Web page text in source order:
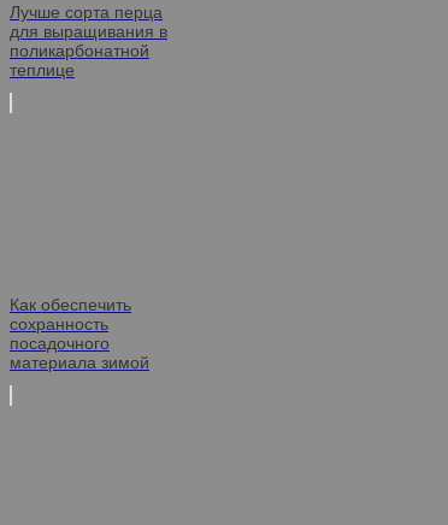
Лучше сорта перца
для выращивания в
поликарбонатной
теплице
Как обеспечить
сохранность
посадочного
материала зимой